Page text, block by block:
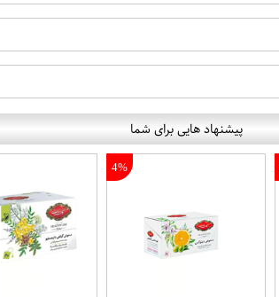
پیشنهاد هایی برای شما
4%